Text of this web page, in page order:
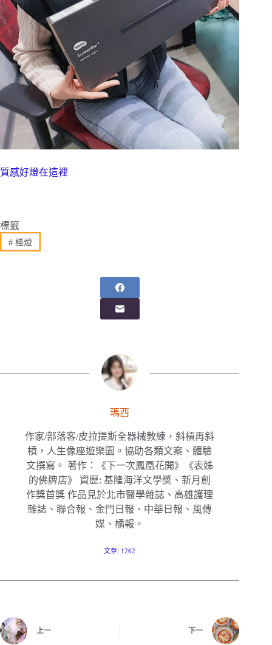
質感好燈在這裡
標籤
#檯燈
瑪西
作家/部落客/皮拉提斯全器械教練，斜槓再斜
槓，人生像座遊樂園。協助各類文案、體驗
文撰寫。 著作：《下一次鳳凰花開》《表姊
的佛牌店》 資歷: 基隆海洋文學獎、新月創
作獎首獎 作品見於北市醫學雜誌、高雄護理
雜誌、聯合報、金門日報、中華日報、風傳
媒、橘報。
文章: 1262
上一 下一